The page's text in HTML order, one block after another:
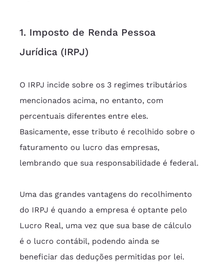
1. Imposto de Renda Pessoa
Jurídica (IRPJ)
O IRPJ incide sobre os 3 regimes tributários
mencionados acima, no entanto, com
percentuais diferentes entre eles.
Basicamente, esse tributo é recolhido sobre o
faturamento ou lucro das empresas,
lembrando que sua responsabilidade é federal.
Uma das grandes vantagens do recolhimento
do IRPJ é quando a empresa é optante pelo
Lucro Real, uma vez que sua base de cálculo
é o lucro contábil, podendo ainda se
beneficiar das deduções permitidas por lei.